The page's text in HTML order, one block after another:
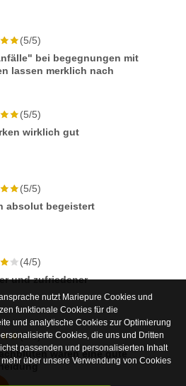
(5/5)
bei begegnungen mit
lassen merklich nach
(5/5)
wirklich gut
(5/5)
absolut begeistert
(4/5)
und zufriedener
(5/5)
waren eine gute
nutzt Mariepure Cookies und
funktionale Cookies für die
und analytische Cookies zur Optimierung
Cookies, die uns und Dritten
passenden und personalisierten Inhalt
über unsere Verwendung von Cookies